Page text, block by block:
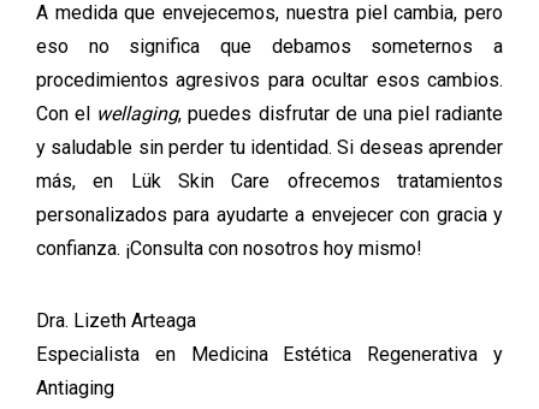
A medida que envejecemos, nuestra piel cambia, pero
eso no significa que debamos someternos a
procedimientos agresivos para ocultar esos cambios.
Con el wellaging, puedes disfrutar de una piel radiante
y saludable sin perder tu identidad. Si deseas aprender
más, en Lük Skin Care ofrecemos tratamientos
personalizados para ayudarte a envejecer con gracia y
confianza. ¡Consulta con nosotros hoy mismo!
Dra. Lizeth Arteaga
Especialista en Medicina Estética Regenerativa y
Antiaging